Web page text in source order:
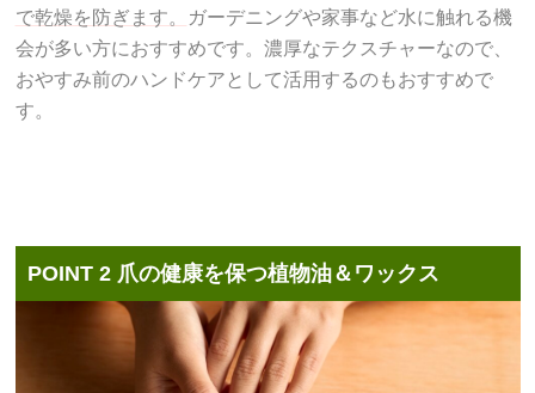
で乾燥を防ぎます。
ガーデニングや家事など水に触れる機
会が多い方におすすめです。濃厚なテクスチャーなので、
おやすみ前のハンドケアとして活用するのもおすすめで
す。
POINT 2爪の健康を保つ植物油＆ワックス